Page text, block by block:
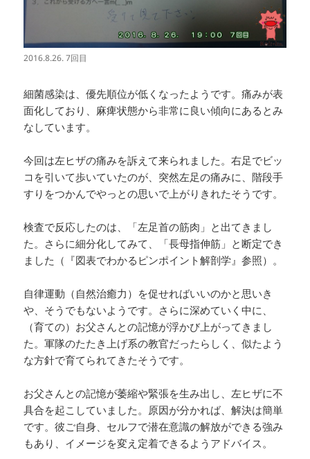
2016.8.26. 7回目
細菌感染は、優先順位が低くなったようです。痛みが表
面化しており、麻痺状態から非常に良い傾向にあるとみ
なしています。
今回は左ヒザの痛みを訴えて来られました。右足でビッ
コを引いて歩いていたのが、突然左足の痛みに、階段手
すりをつかんでやっとの思いで上がりきれたそうです。
検査で反応したのは、「左足首の筋肉」と出てきまし
た。さらに細分化してみて、「長母指伸筋」と断定でき
ました（『図表でわかるピンポイント解剖学』参照）。
自律運動（自然治癒力）を促せればいいのかと思いき
や、そうでもないようです。さらに深めていく中に、
（育ての）お父さんとの記憶が浮かび上がってきまし
た。軍隊のたたき上げ系の教官だったらしく、似たよう
な方針で育てられてきたそうです。
お父さんとの記憶が萎縮や緊張を生み出し、左ヒザに不
具合を起こしていました。原因が分かれば、解決は簡単
です。彼ご自身、セルフで潜在意識の解放ができる強み
もあり、イメージを変え定着できるようアドバイス。